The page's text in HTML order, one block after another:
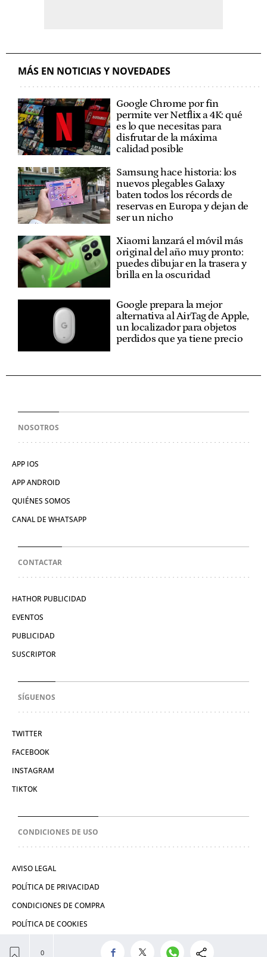
MÁS EN NOTICIAS Y NOVEDADES
Google Chrome por fin
permite ver Netflix a 4K: qué
es lo que necesitas para
disfrutar de la máxima
calidad posible
Samsung hace historia: los
nuevos plegables Galaxy
baten todos los récords de
reservas en Europa y dejan de
ser un nicho
Xiaomi lanzará el móvil más
original del año muy pronto:
puedes dibujar en la trasera y
brilla en la oscuridad
Google prepara la mejor
alternativa al AirTag de Apple,
un localizador para objetos
perdidos que ya tiene precio
NOSOTROS
APP IOS
APP ANDROID
QUIÉNES SOMOS
CANAL DE WHATSAPP
CONTACTAR
HATHOR PUBLICIDAD
EVENTOS
PUBLICIDAD
SUSCRIPTOR
SÍGUENOS
TWITTER
FACEBOOK
INSTAGRAM
TIKTOK
CONDICIONES DE USO
AVISO LEGAL
POLÍTICA DE PRIVACIDAD
CONDICIONES DE COMPRA
POLÍTICA DE COOKIES